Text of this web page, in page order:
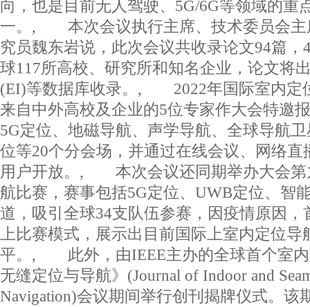
向，也是目前无人驾驶、5G/6G等领域的重
一。, 本次会议执行主席、技术委员会主
究员魏东岩说，此次会议共收录论文94篇，
球117所高校、研究所和知名企业，论文将
(EI)等数据库收录。, 2022年国际室内定
来自中外高校及企业的5位专家作大会特邀
5G定位、地磁导航、声学导航、全球导航
位等20个分会场，并通过在线会议、网络直
用户开放。, 本次会议还同期举办大会第
航比赛，赛事包括5G定位、UWB定位、智
道，吸引全球34支队伍参赛，因疫情原因，
上比赛模式，展示出目前国际上室内定位
平。, 此外，由IEEE主办的全球首个室内
无缝定位与导航》(Journal of Indoor and
Navigation)会议期间举行创刊揭牌仪式。该